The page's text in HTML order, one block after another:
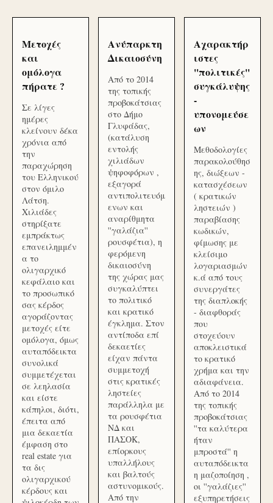
Μετοχές
και
ομόλογα
πήρατε ?
Σε λίγες
ημέρες
κλείνουν δέκα
χρόνια από
την
παραχώρηση
του Ελληνικού
στον όμιλο
Λάτση.
Χιλιάδες
στηρίξατε
εμπράκτως
επανειλημμέν
α το
ολιγαρχικό
κεφάλαιο και
το προσωπικό
σας κέρδος
αγοράζοντας
μετοχές είτε
ομόλογα, όμως
αυταπόδεικτα
συνολικά
συμμετέχεται
σε λεηλασία
και είστε
κάπηλοι, διότι,
έπειτα από
μια δεκαετία
έμφαση στο
real estate για
τα δις
ολιγαρχικού
κέρδους και
Ανύπαρκτη
Δικαιοσύνη
Από το 2014
της τοπικής
προβοκάτσιας
στο Δήμο
Γλυφάδας,
(κατάλυση
εντολής
χιλιάδων
ψηφοφόρων ,
εξαγορά
αντιπολιτευόμ
ενων και
αναρίθμητα
''γαλάζια''
ρουσφέτια), η
φερόμενη
δικαιοσύνη
της χώρας μας
συγκαλύπτει
το πολιτικό
και κρατικό
έγκλημα. Στον
αντίποδα επί
δεκαετίες
είχαν πάντα
συμμετοχή
στις κρατικές
ληστείες
παράλληλα με
τα ρουσφέτια
ΝΔ και
ΠΑΣΟΚ,
επίορκους
υπαλλήλους
και βαλτούς
αστυνομικούς.
Από την
Αχαρακτήρ
ιστες
''πολιτικές''
συγκάλυψης
-
υπονομεύσε
ων
Μεθοδολογίες
παρακολούθησ
ης, διώξεων -
κατασχέσεων
( κρατικών
ληστειών )
παραβίασης
κωδικών,
φίμωσης με
κλείσιμο
λογαριασμών
κ.ά από τους
συνεργάτες
της διαπλοκής
- διαφθοράς
που
στοχεύουν
αποκλειστικά
το κρατικό
χρήμα και την
αδιαφάνεια.
Από το 2014
της τοπικής
προβοκάτσιας
''τα καλύτερα
ήταν
μπροστά'' η
αυταπόδεικτα
η μαζοποίηση ,
οι ''γαλάζιες''
εξυπηρετήσεις